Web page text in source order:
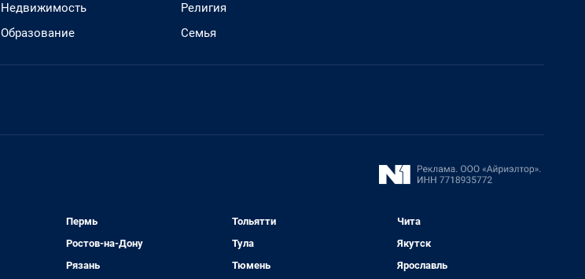
Недвижимость
Образование
Религия
Семья
Пермь
Ростов-на-Дону
Рязань
Тольятти
Тула
Тюмень
Чита
Якутск
Ярославль